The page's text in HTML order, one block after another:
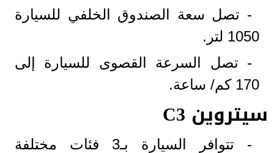
- تصل سعة الصندوق الخلفي للسيارة
1050 لتر.
- تصل السرعة القصوى للسيارة إلى
170 كم/ ساعة.
سيتروين C3
- تتوافر السيارة بـ3 فئات مختلفة